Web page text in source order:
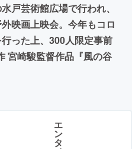
戸芸術館広場で行われ、
映画上映会。今年もコロ
った上、300人限定事前
宮崎駿監督作品『風の谷
エ
ン
タ